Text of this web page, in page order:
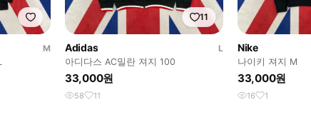
M
11
Adidas
L
아디다스 AC밀란 져지 100
33,000원
58 11
Nike
나이키 져지 M
33,000원
16 1